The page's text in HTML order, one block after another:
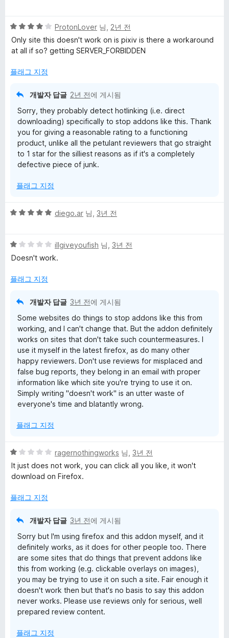
점
점
에
1
5
점
만
에
ProtonLover 님, 2년 전
Only site this doesn't work on is pixiv is there a workaround
at all if so? getting SERVER_FORBIDDEN
플래그 지정
개발자 답글 2년 전에 게시됨
Sorry, they probably detect hotlinking (i.e. direct
downloading) specifically to stop addons like this. Thank
you for giving a reasonable rating to a functioning
product, unlike all the petulant reviewers that go straight
to 1 star for the silliest reasons as if it's a completely
defective piece of junk.
플래그 지정
5
점
에
점
diego.ar 님, 3년 전
5
점
점
illgiveyoufish 님, 3년 전
Doesn't work.
플래그 지정
개발자 답글 3년 전에 게시됨
Some websites do things to stop addons like this from
working, and I can't change that. But the addon definitely
works on sites that don't take such countermeasures. I
use it myself in the latest firefox, as do many other
happy reviewers. Don't use reviews for misplaced and
false bug reports, they belong in an email with proper
information like which site you're trying to use it on.
Simply writing "doesn't work" is an utter waste of
everyone's time and blatantly wrong.
플래그 지정
5
점
만
에
ragernothingworks 님, 3년 전
It just does not work, you can click all you like, it won't
download on Firefox.
플래그 지정
개발자 답글 3년 전에 게시됨
Sorry but I'm using firefox and this addon myself, and it
definitely works, as it does for other people too. There
are some sites that do things that prevent addons like
this from working (e.g. clickable overlays on images),
you may be trying to use it on such a site. Fair enough it
doesn't work then but that's no basis to say this addon
never works. Please use reviews only for serious, well
prepared review content.
플래그 지정